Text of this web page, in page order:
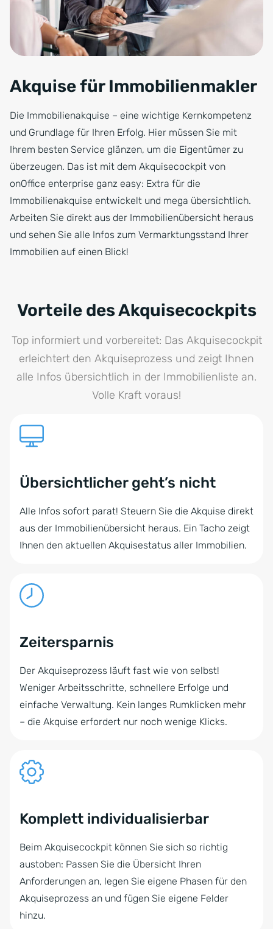
Akquise für Immobilienmakler
Die Immobilienakquise – eine wichtige Kernkompetenz
und Grundlage für Ihren Erfolg. Hier müssen Sie mit
Ihrem besten Service glänzen, um die Eigentümer zu
überzeugen. Das ist mit dem Akquisecockpit von
onOffice enterprise ganz easy: Extra für die
Immobilienakquise entwickelt und mega übersichtlich.
Arbeiten Sie direkt aus der Immobilienübersicht heraus
und sehen Sie alle Infos zum Vermarktungsstand Ihrer
Immobilien auf einen Blick!
Vorteile des Akquisecockpits
Top informiert und vorbereitet: Das Akquisecockpit
erleichtert den Akquiseprozess und zeigt Ihnen
alle Infos übersichtlich in der Immobilienliste an.
Volle Kraft voraus!
Übersichtlicher geht’s nicht
Alle Infos sofort parat! Steuern Sie die Akquise direkt
aus der Immobilienübersicht heraus. Ein Tacho zeigt
Ihnen den aktuellen Akquisestatus aller Immobilien.
Zeitersparnis
Der Akquiseprozess läuft fast wie von selbst!
Weniger Arbeitsschritte, schnellere Erfolge und
einfache Verwaltung. Kein langes Rumklicken mehr
– die Akquise erfordert nur noch wenige Klicks.
Komplett individualisierbar
Beim Akquisecockpit können Sie sich so richtig
austoben: Passen Sie die Übersicht Ihren
Anforderungen an, legen Sie eigene Phasen für den
Akquiseprozess an und fügen Sie eigene Felder
hinzu.